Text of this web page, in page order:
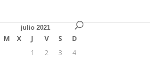
julio 2021
M X J V S
D
1
2 3
4